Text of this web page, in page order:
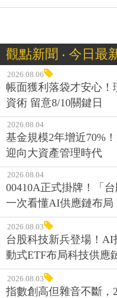
觀點新聞 ‧ 今日最
2026.08.06
帳面獲利落袋才安心！
資術 留意8/10關鍵日
2026.08.04
基金規模2年增近70%
迎向大資產管理時代
2026.08.04
00410A正式掛牌！「
一次看懂AI供應鏈布局
2026.08.03
台股科技新兵登場！AI
動式ETF布局科技供應
2026.08.03
指數創高但雜音不斷，